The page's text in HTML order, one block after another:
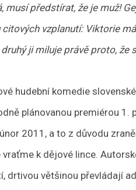
musí předstírat, že je muž!
vzplanutí: Viktorie
ji miluje právě proto, že
hudební komedie
plánovanou premiérou
2011, a to z důvodu
k dějové lince.
drtivou většinou převládají